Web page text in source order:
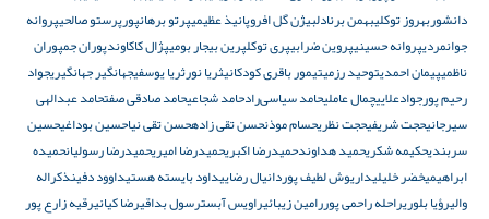
دانشوربهروز توکلیبهمن برنادلبیژن گل افروپانیذ عظیمیپرتو برهانپورپرستو صالحیپروانه
جوانمردیپروانه حسینیپروین ضرابیپری توکلپرین بیجار بومیپژال کاکاوندپوران جمپوران
ناظمیپیمان احمدیتوحید رزمیتیمور باقری کودکانیثریا نورثریا یوسفیجهانگیر جهانگیریجواد
رحیم پورجوادعلاییچمال عاملیحامد سیاسی‌رادحامد شجاعیحامد صادقی صفتحامد عبدالهی
سیرجانیحجت شریفیحجت نظریحسام موذنحسن تقی زادهحسن تقی نیاحسین بوداغیحسین
سربندیحکیمه شکریحمید هداوندحمیدرضا اکبریحمیدرضا امیریحمیدرضا رسولیانحمیده
ابراهیمیخضر خلیلیداریوش لطیف پوردانیال رضاییداود بایسته هستیداوود دفینذکراله
والیرؤیا بلوریراحله راحمی پوررامین زیبائیراویس آبسترسول بداقیرضا کیانیرقیه زارع پور